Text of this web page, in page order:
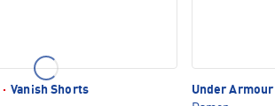
· Vanish Shorts
Under Armour